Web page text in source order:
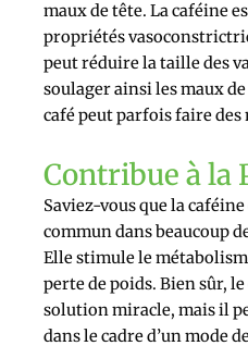
maux de tête. La caféine
propriétés
peut réduire la taille des
soulager ainsi les maux
café peut parfois faire des
Contribue à la
Saviez-vous que la
commun dans beaucoup
Elle stimule le
perte de poids. Bien sûr, le
solution miracle, mais il
dans le cadre d’un mode